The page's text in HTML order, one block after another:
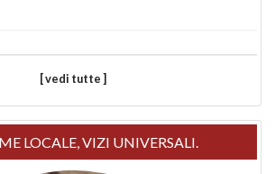
[ vedi tutte ]
LOCALE, VIZI UNIVERSALI.